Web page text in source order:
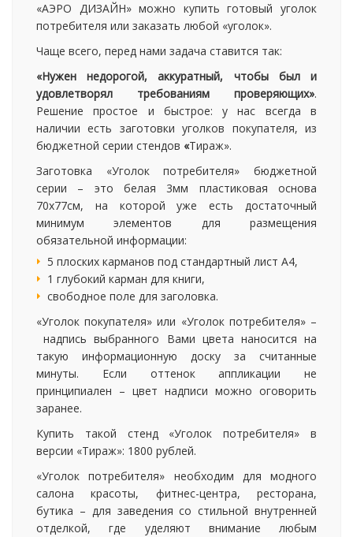
«АЭРО ДИЗАЙН» можно купить готовый уголок
потребителя или заказать любой «уголок».
Чаще всего, перед нами задача ставится так:
«Нужен недорогой, аккуратный, чтобы был и
удовлетворял требованиям проверяющих».
Решение простое и быстрое: у нас всегда в
наличии есть заготовки уголков покупателя, из
бюджетной серии стендов «Тираж».
Заготовка «Уголок потребителя» бюджетной
серии – это белая 3мм пластиковая основа
70х77см, на которой уже есть достаточный
минимум элементов для размещения
обязательной информации:
5 плоских карманов под стандартный лист А4,
1 глубокий карман для книги,
свободное поле для заголовка.
«Уголок покупателя» или «Уголок потребителя» –
надпись выбранного Вами цвета наносится на
такую информационную доску за считанные
минуты. Если оттенок аппликации не
принципиален – цвет надписи можно оговорить
заранее.
Купить такой стенд «Уголок потребителя» в
версии «Тираж»: 1800 рублей.
«Уголок потребителя» необходим для модного
салона красоты, фитнес-центра, ресторана,
бутика – для заведения со стильной внутренней
отделкой, где уделяют внимание любым